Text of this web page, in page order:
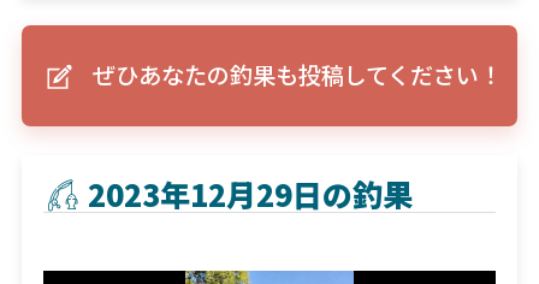
ぜひあなたの釣果も投稿してください！
2023年12月29日の釣果